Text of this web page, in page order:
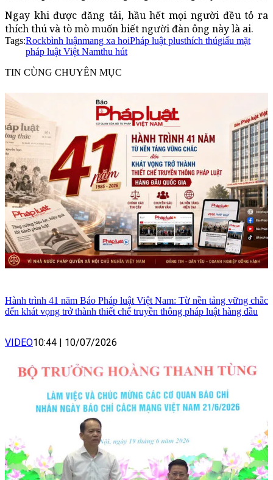
Ngay khi được đăng tải, hầu hết mọi người đều tỏ ra
thích thú và tò mò muốn biết người đàn ông này là ai.
Tags:Rockbình luậnmang xa hoiPháp luật plusthích thúgiấu mặt
pháp luật Việt Namthu hút
TIN CÙNG CHUYÊN MỤC
Hành trình 41 năm Báo Pháp luật Việt Nam: Từ nền tảng vững chắc
đến khát vọng trở thành thiết chế truyền thông pháp luật hàng đầu
VIDEO10:44 | 10/07/2026